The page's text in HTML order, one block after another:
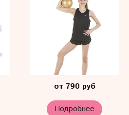
от 790 руб
Подробнее